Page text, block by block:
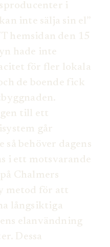
i
inte sälja sin el”
hemsidan den 15
hade inte
för fler lokala
de boende fick
till ett
går
så behöver dagens
i ett motsvarande
Chalmers
metod för att
långsiktiga
elanvändning
Dessa